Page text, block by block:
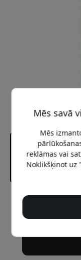
Mēs savā
Mēs
reklāmas vai
Noklikšķinot uz